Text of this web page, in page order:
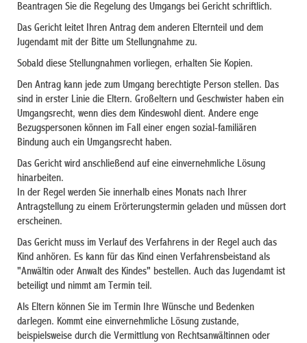
Beantragen Sie die Regelung des Umgangs bei Gericht schriftlich.
Das Gericht leitet Ihren Antrag dem anderen Elternteil und dem
Jugendamt mit der Bitte um Stellungnahme zu.
Sobald diese Stellungnahmen vorliegen, erhalten Sie Kopien.
Den Antrag kann jede zum Umgang berechtigte Person stellen. Das
sind in erster Linie die Eltern. Großeltern und Geschwister haben ein
Umgangsrecht, wenn dies dem Kindeswohl dient. Andere enge
Bezugspersonen können im Fall einer engen sozial-familiären
Bindung auch ein Umgangsrecht haben.
Das Gericht wird anschließend auf eine einvernehmliche Lösung
hinarbeiten.
In der Regel werden Sie innerhalb eines Monats nach Ihrer
Antragstellung zu einem Erörterungstermin geladen und müssen dort
erscheinen.
Das Gericht muss im Verlauf des Verfahrens in der Regel auch das
Kind anhören. Es kann für das Kind einen Verfahrensbeistand als
"Anwältin oder Anwalt des Kindes" bestellen. Auch das Jugendamt ist
beteiligt und nimmt am Termin teil.
Als Eltern können Sie im Termin Ihre Wünsche und Bedenken
darlegen. Kommt eine einvernehmliche Lösung zustande,
beispielsweise durch die Vermittlung von Rechtsanwältinnen oder